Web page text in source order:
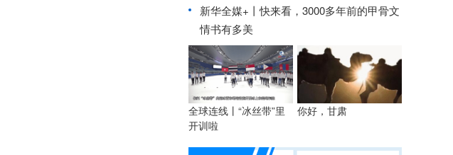
新华全媒+丨快来看，3000多年前的甲骨文
情书有多美
全球连线丨“冰丝带”里
开训啦
你好，甘肃